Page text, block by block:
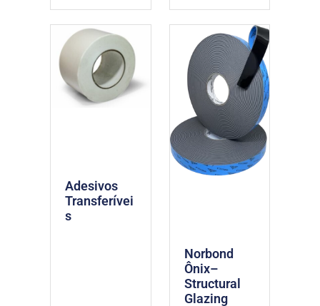
Adesivos
Transferívei
s
Norbond
Ônix–
Structural
Glazing